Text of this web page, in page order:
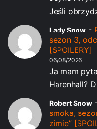
Jeśli
Lady Snow -
sezon 3,
[SPOILERY]
06/08/2026
Ja mam
Harenhall?
Robert Snow
smoka,
zimie”